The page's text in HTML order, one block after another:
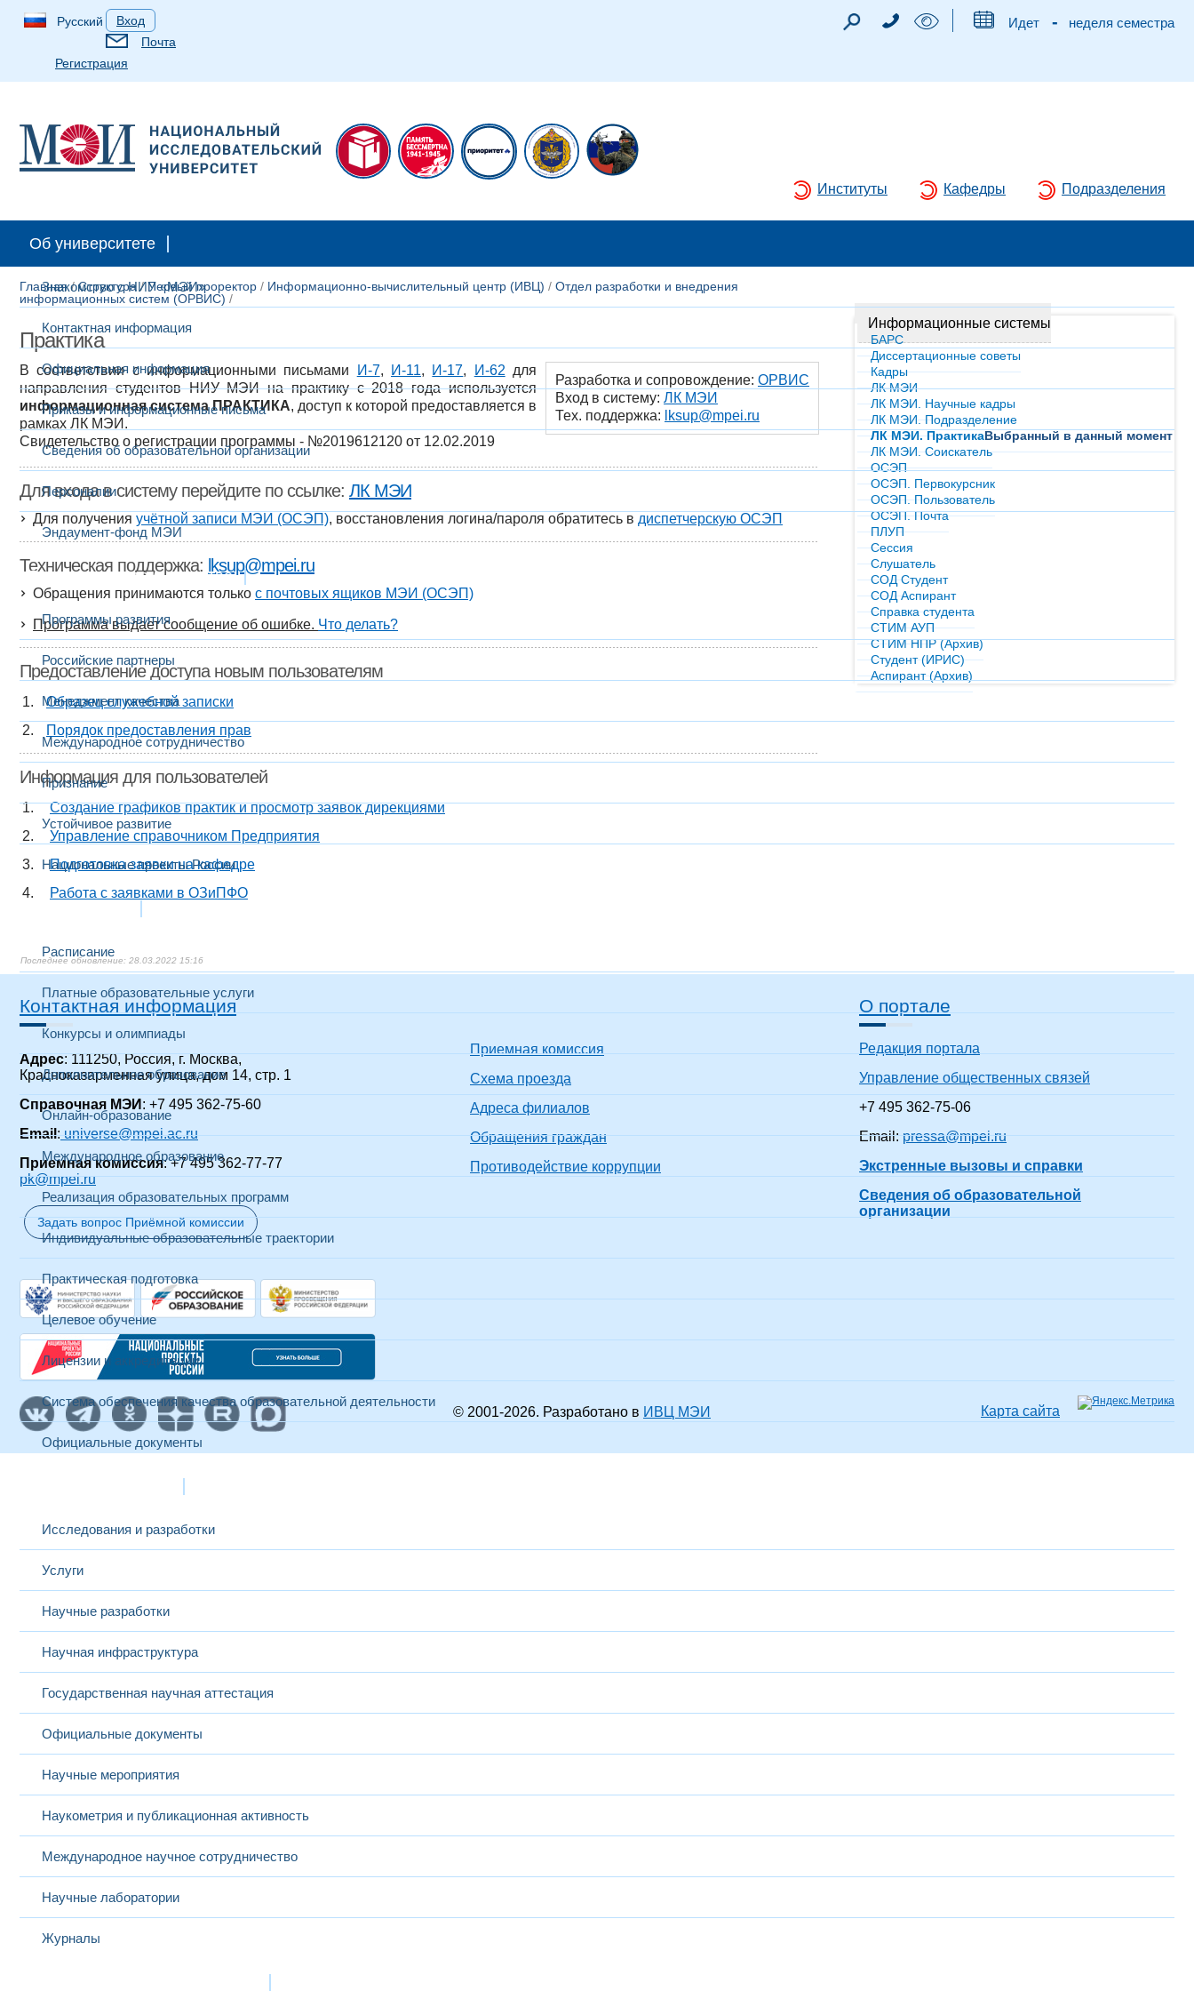
Русский
Вход
Почта
Регистрация
Идет - неделя семестра
Институты Кафедры Подразделения
Студентам
Об университете
Знакомство с НИУ «МЭИ»
Контактная информация
Официальная информация
Приказы и информационные письма
Сведения об образовательной организации
Персоналии
Эндаумент-фонд МЭИ
Развитие и сотрудничество
Программы развития
Российские партнеры
Менеджмент качества
Международное сотрудничество
Признание
Устойчивое развитие
Национальные проекты России
Расписание
Платные образовательные услуги
Конкурсы и олимпиады
Дополнительное образование
Онлайн-образование
Международное образование
Реализация образовательных программ
Индивидуальные образовательные траектории
Практическая подготовка
Целевое обучение
Лицензии и аккредитации
Система обеспечения качества образовательной деятельности
Официальные документы
Исследования и разработки
Услуги
Научные разработки
Научная инфраструктура
Государственная научная аттестация
Официальные документы
Научные мероприятия
Наукометрия и публикационная активность
Международное научное сотрудничество
Научные лаборатории
Журналы
Главная/Структура/Первый проректор / Информационно-вычислительный центр (ИВЦ) / Отдел разработки и внедрения
информационных систем (ОРВИС) /
Практика
Разработка и сопровождение: ОРВИС
Вход в систему: ЛК МЭИ
Тех. поддержка:
lksup@mpei.ru
В соответствии с информационными письмами И-7, И-11, И-17, И-62 для
направления студентов НИУ МЭИ на практику с 2018 года используется
информационная система ПРАКТИКА, доступ к которой предоставляется в
рамках ЛК МЭИ.
Свидетельство о регистрации программы - №2019612120 от 12.02.2019
Для входа в систему перейдите по ссылке: ЛК МЭИ
Для получения учётной записи МЭИ (ОСЭП), восстановления логина/пароля обратитесь в диспетчерскую ОСЭП
Техническая поддержка: lksup@mpei.ru
Обращения принимаются только с почтовых ящиков МЭИ (ОСЭП)
Программа выдает сообщение об ошибке. Что делать?
Предоставление доступа новым пользователям
Образец служебной записки
Порядок предоставления прав
Информация для пользователей
Создание графиков практик и просмотр заявок дирекциями
Управление справочником Предприятия
Подготовка заявки на кафедре
Работа с заявками в ОЗиПФО
28.03.2022 15:16
Информационные системы
БАРС
Диссертационные советы
Кадры
ЛК МЭИ
ЛК МЭИ. Научные кадры
ЛК МЭИ. Подразделение
ЛК МЭИ. ПрактикаВыбранный в данный момент
ЛК МЭИ. Соискатель
ОСЭП
ОСЭП. Первокурсник
ОСЭП. Пользователь
ОСЭП. Почта
ПЛУП
Сессия
Слушатель
СОД Студент
СОД Аспирант
Справка студента
СТИМ АУП
СТИМ НПР (Архив)
Студент (ИРИС)
Аспирант (Архив)
Контактная информация
Адрес: 111250, Россия, г. Москва,
Красноказарменная улица, дом 14, стр. 1
Справочная МЭИ : +7 495 362-75-60
Email:universe@mpei.ac.ru
Приемная комиссия: +7 495 362-77-77
pk@mpei.ru
Задать вопрос Приёмной комиссии
Приемная комиссия
Схема проезда
Адреса филиалов
Обращения граждан
Противодействие коррупции
О портале
Редакция портала
Управление общественных связей
+7 495 362-75-06
Email: pressa@mpei.ru
Экстренные вызовы и справки
Сведения об образовательной
организации
© 2001-2026. Разработано в ИВЦ МЭИ Карта сайта